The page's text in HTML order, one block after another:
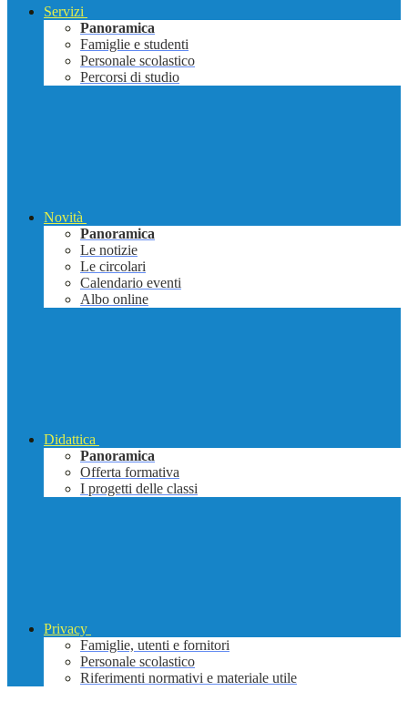
Servizi
Panoramica
Famiglie e studenti
Personale scolastico
Percorsi di studio
Novità
Panoramica
Le notizie
Le circolari
Calendario eventi
Albo online
Didattica
Panoramica
Offerta formativa
I progetti delle classi
Privacy
Famiglie, utenti e fornitori
Personale scolastico
Riferimenti normativi e materiale utile